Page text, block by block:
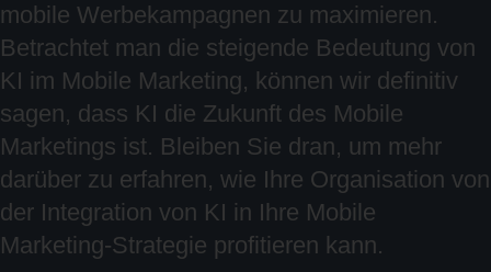
mobile Werbekampagnen zu maximieren.
Betrachtet man die steigende Bedeutung von
KI im Mobile Marketing, können wir definitiv
sagen, dass KI die Zukunft des Mobile
Marketings ist. Bleiben Sie dran, um mehr
darüber zu erfahren, wie Ihre Organisation von
der Integration von KI in Ihre Mobile
Marketing-Strategie profitieren kann.